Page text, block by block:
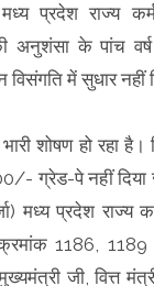
मध्य प्रदेश राज्य
अनुशंसा के पांच
विसंगति में सुधार नहीं
शोषण हो रहा है।
ग्रेड-पे नहीं दिया
मध्य प्रदेश राज्य
1186,
जी, वित्त